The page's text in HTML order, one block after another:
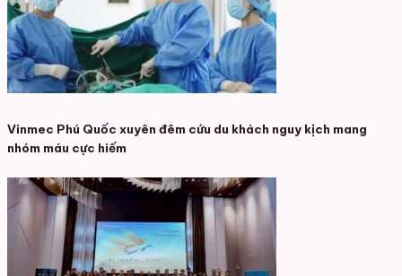
Vinmec Phú Quốc xuyên đêm cứu du khách nguy kịch mang
nhóm máu cực hiếm